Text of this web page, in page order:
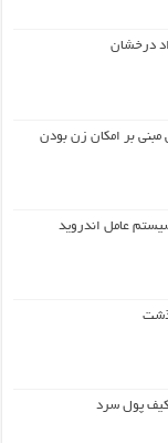
درخشان
مبنی بر امکان زن بودن
عامل اندروید
کیف‌ پول سرد